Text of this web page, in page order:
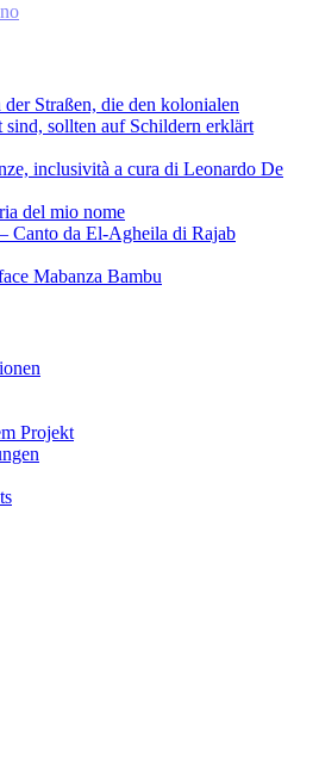
Straßen, die den kolonialen
sind, sollten auf Schildern erklärt
inclusività a cura di Leonardo De
del mio nome
Canto da El-Agheila di Rajab
Mabanza Bambu
Projekt